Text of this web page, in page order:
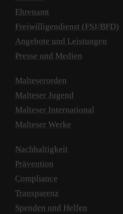
Ehrenamt
Freiwilligendienst (FSJ/BFD)
Angebote und Leistungen
Presse und Medien
Malteserorden
Malteser Jugend
Malteser International
Malteser Werke
Nachhaltigkeit
Prävention
Compliance
Transparenz
Spenden und Helfen